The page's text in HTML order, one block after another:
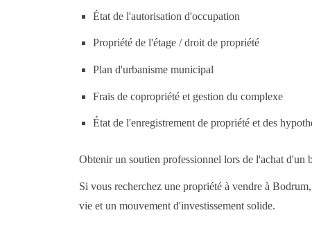
État de l'autorisation d'occupation
Propriété de l'étage / droit de propriété
Plan d'urbanisme municipal
Frais de copropriété et gestion du complexe
État de l'enregistrement de propriété et des
Obtenir un soutien professionnel lors de l'achat d'un
Si vous recherchez une propriété à vendre à
vie et un mouvement d'investissement solide.